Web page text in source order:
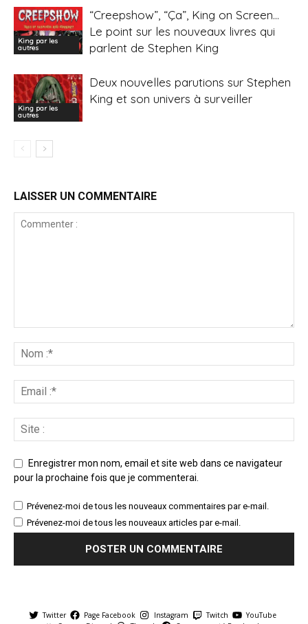
King par les
autres
“Creepshow”, “Ça”, King on Screen…
Le point sur les nouveaux livres qui
parlent de Stephen King
King par les
autres
Deux nouvelles parutions sur Stephen
King et son univers à surveiller
LAISSER UN COMMENTAIRE
Enregistrer mon nom, email et site web dans ce navigateur
pour la prochaine fois que je commenterai.
Prévenez-moi de tous les nouveaux commentaires par e-mail.
Prévenez-moi de tous les nouveaux articles par e-mail.
Twitter Page Facebook Instagram Twitch
YouTube